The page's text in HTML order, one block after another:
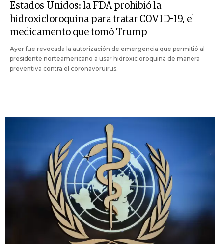
Estados Unidos: la FDA prohibió la
hidroxicloroquina para tratar COVID-19, el
medicamento que tomó Trump
Ayer fue revocada la autorización de emergencia que permitió al
presidente norteamericano a usar hidroxicloroquina de manera
preventiva contra el coronavoruirus.